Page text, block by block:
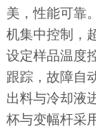
美，性能可靠
机集中控制，
设定样品温度
跟踪，故障自
出料与冷却液
杯与变幅杆采